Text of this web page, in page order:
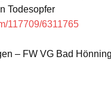
Todesopfer
117709/6311765
– FW VG Bad